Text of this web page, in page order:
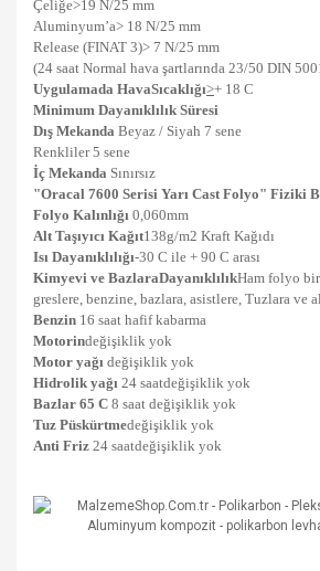
Çeliğe>19 N/25 mm
Aluminyum’a> 18 N/25 mm
Release (FINAT 3)> 7 N/25 mm
(24 saat Normal hava şartlarında 23/50 DIN
Uygulamada HavaSıcaklığı>+ 18 C
Minimum Dayanıklılık Süresi
Dış Mekanda Beyaz / Siyah 7 sene
Renkliler 5 sene
İç Mekanda Sınırsız
"Oracal 7600 Serisi Yarı Cast Folyo" Fiziki
Folyo Kalınlığı 0,060mm
Alt Taşıyıcı Kağıt138g/m2 Kraft Kağıdı
Isı Dayanıklılığı-30 C ile + 90 C arası
Kimyevi ve BazlaraDayanıklılıkHam folyo
greslere, benzine, bazlara, asistlere, Tuzlara ve
Benzin 16 saat hafif kabarma
Motorindeğişiklik yok
Motor yağı değişiklik yok
Hidrolik yağı 24 saatdeğişiklik yok
Bazlar 65 C 8 saat değişiklik yok
Tuz Püskürtmedeğişiklik yok
Anti Friz 24 saatdeğişiklik yok